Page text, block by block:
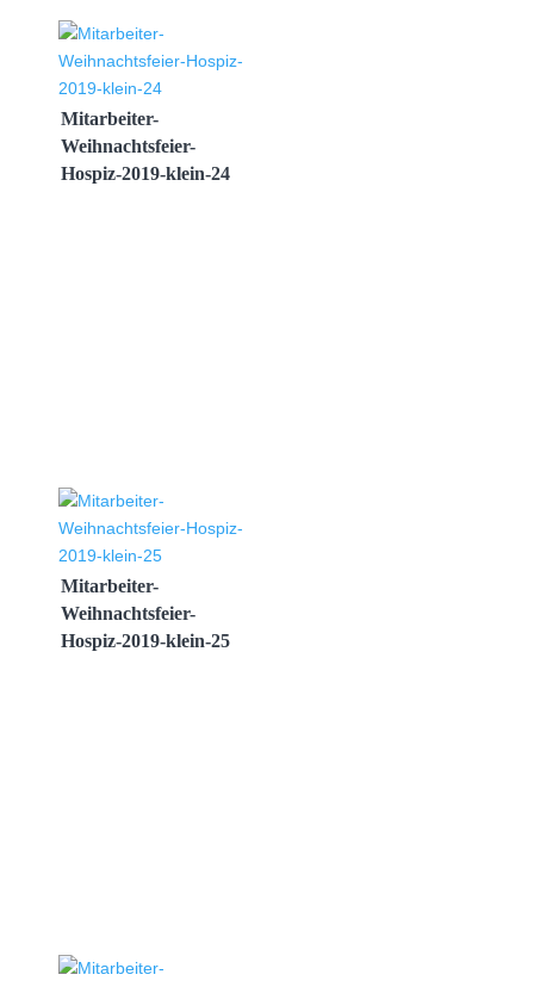
Mitarbeiter-
Weihnachtsfeier-
Hospiz-2019-klein-24
Mitarbeiter-
Weihnachtsfeier-
Hospiz-2019-klein-25